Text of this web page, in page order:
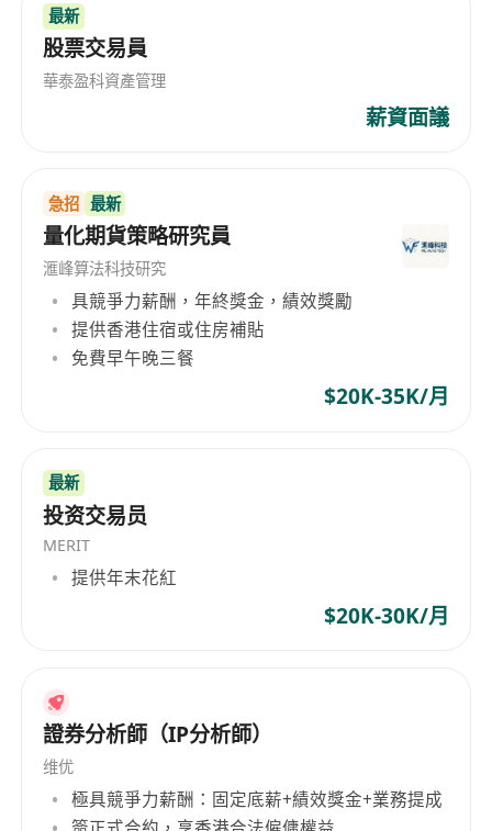
高品質發展與企業規模化升級。 Headquartered
operationally in Guangzhou, VU is a
professional information consulting and high-
end talent service enterprise deeply engaged in
the fintech sector. Focusing on core sectors
company’s three primary businesses are fintech
information consulting, industrial talent
allocation and high-end human resource
solutions for enterprises, and it commits to
delivering precise, tailor-made professional
services to financial institutions and tech
startups in the Guangdong-Hong Kong-Macao
Greater Bay Area as well as domestic and
consulting experience in Hong Kong and
mainland China’s financial and tech markets,
our team has thorough knowledge of the
business landscape, job frameworks and talent
benchmarks for cross-border finance and digital
finance, enabling us to accurately align
professional elites. Supported by a
comprehensive network of industrial resources
and a mature service framework, VU takes
Guangzhou as its base, covers nationwide
markets and links Hong Kong and Macao, with
最新
股票交易員
華泰盈科資產管理
薪資面議
急招 最新
量化期貨策略研究員
滙峰算法科技研究
具競爭力薪酬，年終獎金，績效獎勵
提供香港住宿或住房補貼
免費早午晚三餐
$20K-35K/月
最新
投资交易员
MERIT
提供年末花紅
$20K-30K/月
證券分析師（IP分析師）
维优
極具競爭力薪酬：固定底薪+績效獎金+業務提成